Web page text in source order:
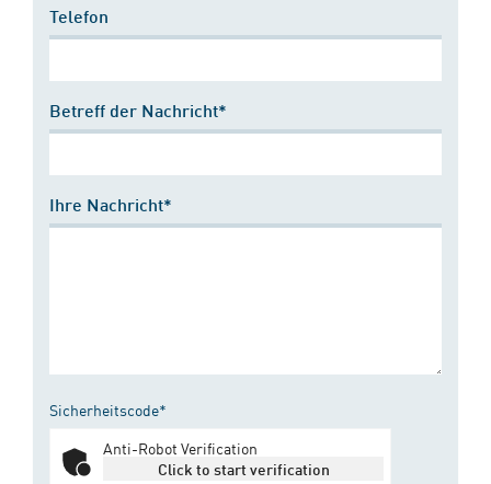
Telefon
Betreff der Nachricht*
Ihre Nachricht*
Sicherheitscode*
Anti-Robot Verification
Click to start verification